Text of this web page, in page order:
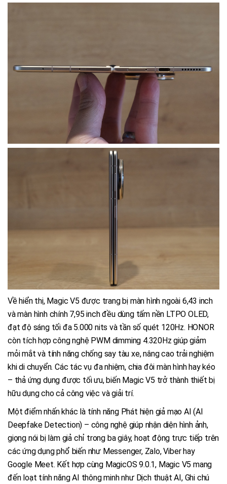
Về hiển thị, Magic V5 được trang bị màn hình ngoài 6,43 inch
và màn hình chính 7,95 inch đều dùng tấm nền LTPO OLED,
đạt độ sáng tối đa 5.000 nits và tần số quét 120Hz. HONOR
còn tích hợp công nghệ PWM dimming 4.320Hz giúp giảm
mỏi mắt và tính năng chống say tàu xe, nâng cao trải nghiệm
khi di chuyển. Các tác vụ đa nhiệm, chia đôi màn hình hay kéo
– thả ứng dụng được tối ưu, biến Magic V5 trở thành thiết bị
hữu dụng cho cả công việc và giải trí.
Một điểm nhấn khác là tính năng Phát hiện giả mạo AI (AI
Deepfake Detection) – công nghệ giúp nhận diện hình ảnh,
giọng nói bị làm giả chỉ trong ba giây, hoạt động trực tiếp trên
các ứng dụng phổ biến như Messenger, Zalo, Viber hay
Google Meet. Kết hợp cùng MagicOS 9.0.1, Magic V5 mang
đến loạt tính năng AI thông minh như Dịch thuật AI, Ghi chú